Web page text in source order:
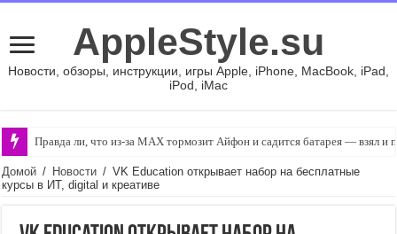
AppleStyle.su
Новости, обзоры, инструкции, игры Apple, iPhone, MacBook, iPad,
iPod, iMac
Правда ли, что из-за MAX тормозит Айфон и садится батарея — взял и
Домой / Новости / VK Education открывает набор на бесплатные
курсы в ИТ, digital и креативе